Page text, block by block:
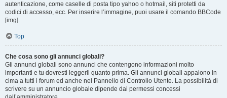
autenticazione, come caselle di posta tipo yahoo o hotmail, siti protetti da
codici di accesso, ecc. Per inserire l’immagine, puoi usare il comando BBCode
[img].
Top
Che cosa sono gli annunci globali?
Gli annunci globali sono annunci che contengono informazioni molto
importanti e tu dovresti leggerli quanto prima. Gli annunci globali appaiono in
cima a tutti i forum ed anche nel Pannello di Controllo Utente. La possibilità di
scrivere su un annuncio globale dipende dai permessi concessi